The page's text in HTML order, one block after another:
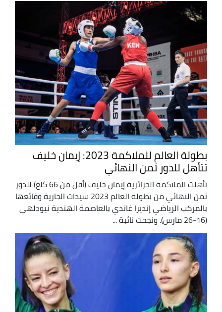
بطولة العالم للملاكمة 2023: إيمان خليف
تتأهل للدور ثمن النهائي
تأهلت الملاكمة الجزائرية إيمان خليف (أقل من 66 كلغ) للدور
ثمن النهائي من بطولة العالم 2023 سيدات الجارية وقائعها
بالمركب الرياضي إنديرا غاندي بالعاصمة الهندية نيودلهي